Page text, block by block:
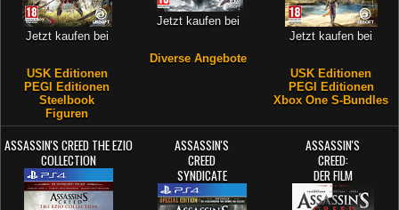
Jetzt kaufen bei
USK Editionen
PEGI Editionen
Steelbook
Figuren
Jetzt kaufen bei
Diverse Angebote
Jetzt kaufen bei
USK Editionen
PEGI Editionen
Xbox One S-Bundles
ASSASSIN'S CREED THE EZIO
COLLECTION
ASSASSIN'S
CREED
SYNDICATE
ASSASSIN'S
CREED:
DER FILM